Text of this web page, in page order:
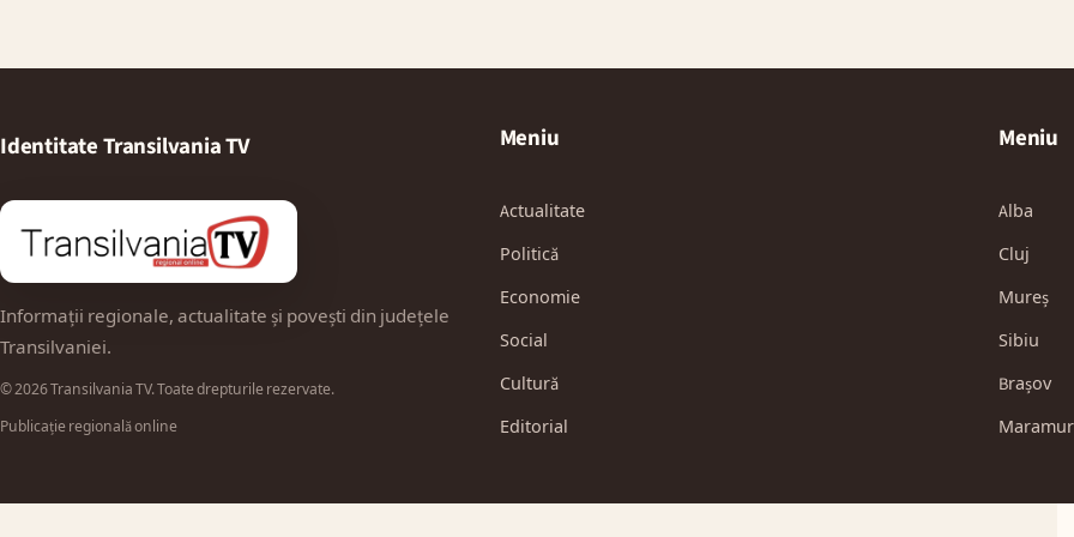
Identitate Transilvania TV
Informații regionale, actualitate și povești din județele
Transilvaniei.
© 2026 Transilvania TV. Toate drepturile rezervate.
Publicație regională online
Meniu
Actualitate
Politică
Economie
Social
Cultură
Editorial
Meniu
Alba
Cluj
Mureș
Sibiu
Brașov